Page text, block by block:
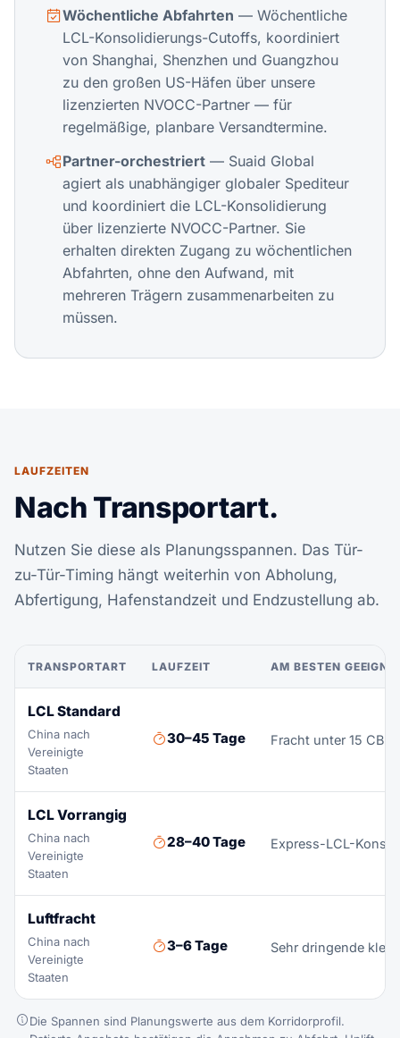
Wöchentliche Abfahrten — Wöchentliche
LCL-Konsolidierungs-Cutoffs, koordiniert
von Shanghai, Shenzhen und Guangzhou
zu den großen US-Häfen über unsere
lizenzierten NVOCC-Partner — für
regelmäßige, planbare Versandtermine.
Partner-orchestriert — Suaid Global
agiert als unabhängiger globaler Spediteur
und koordiniert die LCL-Konsolidierung
über lizenzierte NVOCC-Partner. Sie
erhalten direkten Zugang zu wöchentlichen
Abfahrten, ohne den Aufwand, mit
mehreren Trägern zusammenarbeiten zu
müssen.
LAUFZEITEN
Nach Transportart.
Nutzen Sie diese als Planungsspannen. Das Tür-
zu-Tür-Timing hängt weiterhin von Abholung,
Abfertigung, Hafenstandzeit und Endzustellung ab.
TRANSPORTART LAUFZEIT AM BESTEN
LCL Standard
China nach
Vereinigte
Staaten
30–45 Tage Fracht unter 15
LCL Vorrangig
China nach
Vereinigte
Staaten
28–40 Tage Express-LCL-
Luftfracht
China nach
Vereinigte
Staaten
3–6 Tage Sehr dringende
Die Spannen sind Planungswerte aus dem Korridorprofil.